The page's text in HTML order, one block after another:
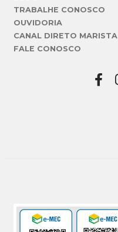
TRABALHE CONOSCO
OUVIDORIA
CANAL DIRETO MARISTA
FALE CONOSCO